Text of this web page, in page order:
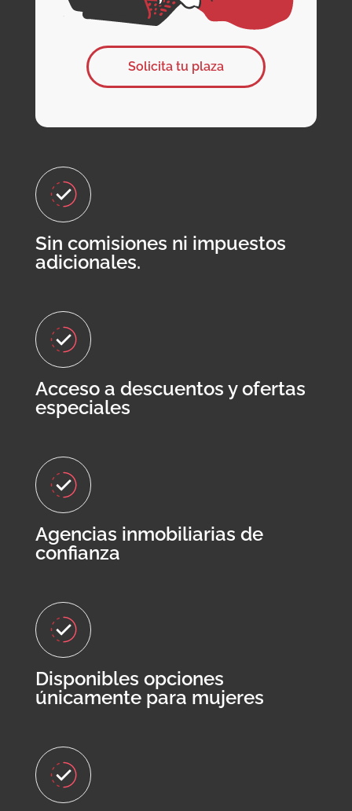
Solicita tu plaza
Sin comisiones ni impuestos
adicionales.
Acceso a descuentos y ofertas
especiales
Agencias inmobiliarias de
confianza
Disponibles opciones
únicamente para mujeres